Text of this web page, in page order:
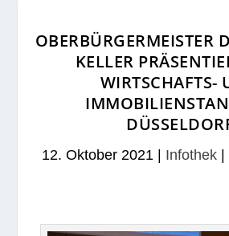
OBERBÜRGERMEISTER
KELLER
WIRTSCHAFTS-
12. Oktober 2021| Infothek|